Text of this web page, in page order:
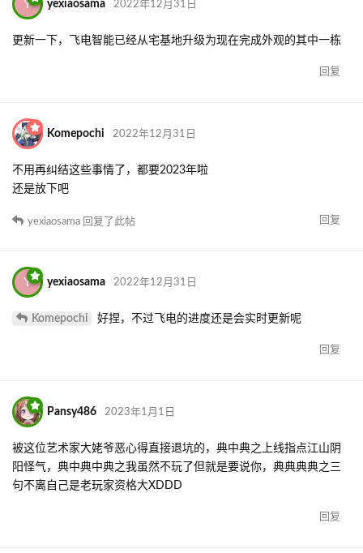
Y yexiaosama 2022年12月31日
更新一下，飞电智能已经从宅基地升级为现在完成外观的其中一栋
回复
Komepochi 2022年12月31日
不用再纠结这些事情了，都要2023年啦
还是放下吧
回复
yexiaosama 回复了此帖
Y yexiaosama 2022年12月31日
Komepochi 好捏，不过飞电的进度还是会实时更新呢
回复
Pansy486 2023年1月1日
被这位艺术家大姥爷恶心得直接退坑的，典中典之上线指点江山阴
阳怪气，典中典中典之我虽然不玩了但就是要说你，典典典典之三
句不离自己是老玩家资格大XDDD
回复